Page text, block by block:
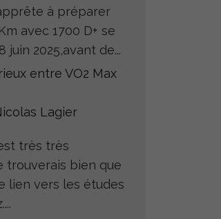
à préparer
avec 1700 D+ se
juin 2025,avant de...
entre VO2 Max
Lagier
très très
trouverais bien que
lien vers les études